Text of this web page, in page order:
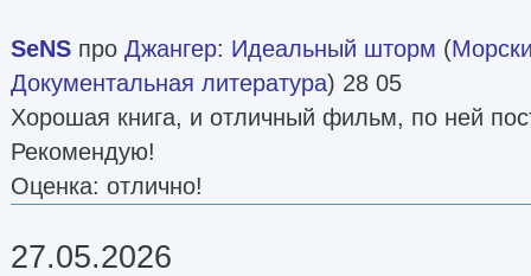
SeNS про Джангер: Идеальный шторм (
Документальная литература) 28 05
Хорошая книга, и отличный фильм, по ней
Рекомендую!
Оценка: отлично!
27.05.2026